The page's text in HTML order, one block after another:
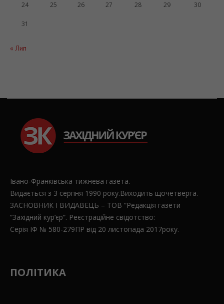
« Лип
24 25 26 27 28 29 30
31
Івано-Франківська тижнева газета.
Видається з 3 серпня 1990 року.Виходить щочетверга.
ЗАСНОВНИК І ВИДАВЕЦЬ – ТОВ “Редакція газети
“Західний кур’єр”. Реєстраційне свідотство:
Серія ІФ № 580-279ПР від 20 листопада 2017року.
ПОЛІТИКА